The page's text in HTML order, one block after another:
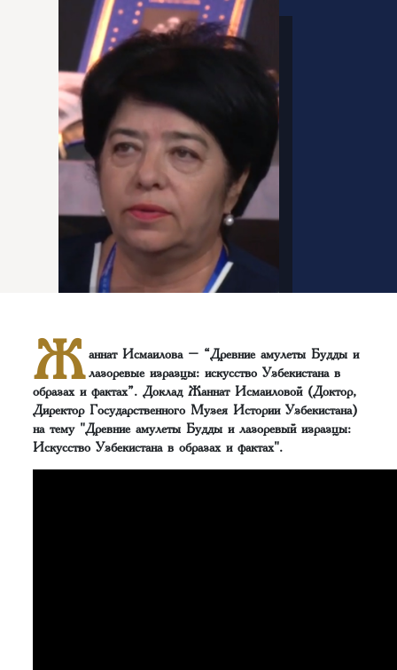
Ж аннат Исмаилова – “Древние амулеты Будды и
лазоревые изразцы: искусство Узбекистана в
образах и фактах”. Доклад Жаннат Исмаиловой (Доктор,
Директор Государственного Музея Истории Узбекистана)
на тему "Древние амулеты Будды и лазоревый изразцы:
Искусство Узбекистана в образах и фактах".